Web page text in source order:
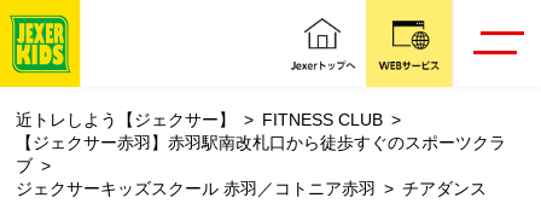
近トレしよう【ジェクサー】
FITNESS CLUB
【ジェクサー赤羽】赤羽駅南改札口から徒歩すぐのスポーツクラ
ブ
ジェクサーキッズスクール 赤羽／コトニア赤羽
チアダンス